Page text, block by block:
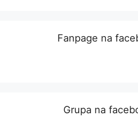
Fanpage na
Grupa na